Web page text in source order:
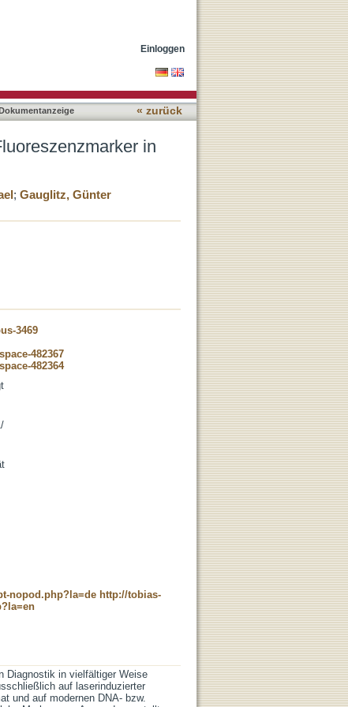
Einloggen
« zurück
in
; Gauglitz, Günter
3469
482367
482364
nopod.php?la=de http://tobias-
Diagnostik in vielfältiger Weise
auf laserinduzierter
und auf modernen DNA- bzw.